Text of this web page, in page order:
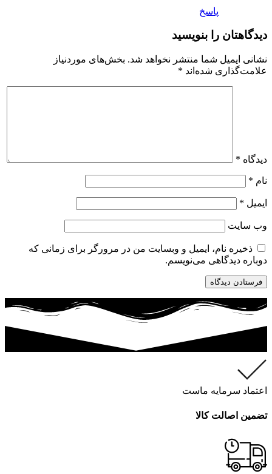
پاسخ
دیدگاهتان را بنویسید
نشانی ایمیل شما منتشر نخواهد شد. بخش‌های موردنیاز
علامت‌گذاری شده‌اند *
دیدگاه *
نام *
ایمیل *
وب‌ سایت
ذخیره نام، ایمیل و وبسایت من در مرورگر برای زمانی که
دوباره دیدگاهی می‌نویسم.
اعتماد سرمایه ماست
تضمین اصالت کالا